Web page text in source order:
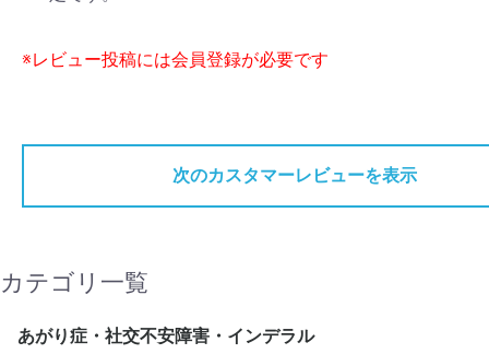
※レビュー投稿には会員登録が必要です
次のカスタマーレビューを表示
カテゴリ一覧
あがり症・社交不安障害・インデラル